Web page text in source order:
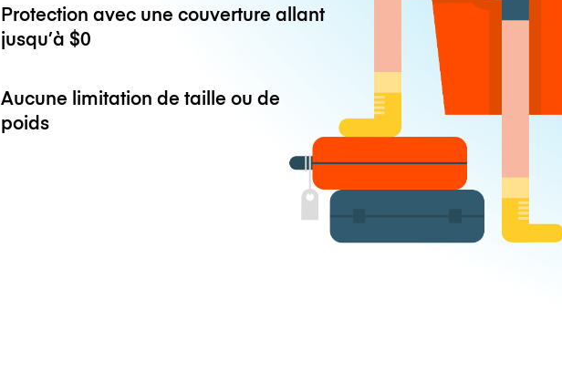
Protection avec une couverture allant
jusqu’à$0
Aucune limitation de taille ou de
poids